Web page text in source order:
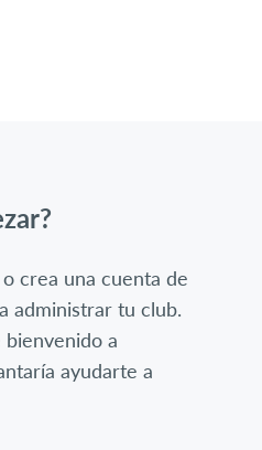
crea una cuenta de
administrar tu club.
bienvenido a
ayudarte a